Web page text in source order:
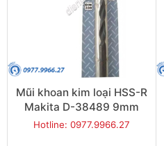
Mũi khoan kim loại HSS-R
Makita D-38489 9mm
Hotline: 0977.9966.27